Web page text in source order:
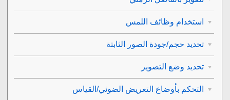
استخدام وظائف اللمس
تحديد حجم/جودة الصور الثابتة
تحديد وضع التصوير
التحكم بأوضاع التعريض الضوئي/القياس